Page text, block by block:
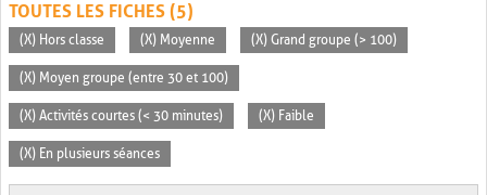
TOUTES LES FICHES (5)
(X) Hors classe (X) Moyenne (X) Grand groupe (> 100)
(X) Moyen groupe (entre 30 et 100)
(X) Activités courtes (< 30 minutes) (X) Faible
(X) En plusieurs séances